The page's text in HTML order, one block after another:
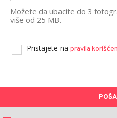
Možete da ubacite do 3
više od 25 MB.
Pristajete na pravila